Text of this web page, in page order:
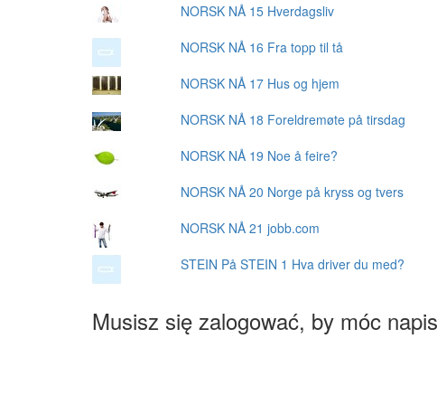
NORSK NÅ 15 Hverdagsliv
NORSK NÅ 16 Fra topp til tå
NORSK NÅ 17 Hus og hjem
NORSK NÅ 18 Foreldremøte på tirsdag
NORSK NÅ 19 Noe å feire?
NORSK NÅ 20 Norge på kryss og tvers
NORSK NÅ 21 jobb.com
STEIN På STEIN 1 Hva driver du med?
Musisz się zalogować, by móc